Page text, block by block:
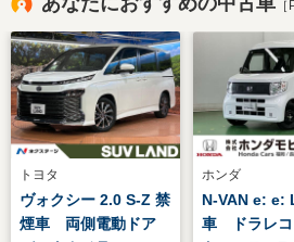
［
トヨタ
ヴォクシー 2.0 S-Z 禁
煙車 両側電動ドア
ホンダ
N-VAN e: e:
車 ドラレ